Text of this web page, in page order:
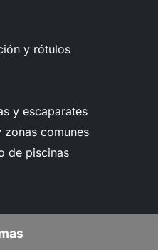
y rótulos
y escaparates
zonas comunes
de piscinas